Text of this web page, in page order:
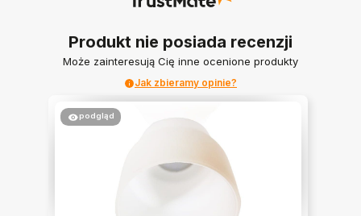
Produkt nie posiada recenzji
Może zainteresują Cię inne ocenione produkty
Jak zbieramy opinie?
podgląd